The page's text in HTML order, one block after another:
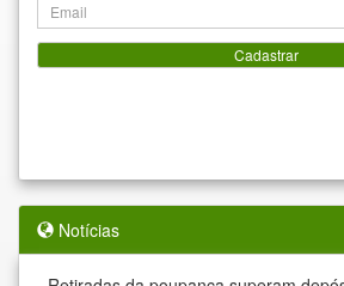
Cadastrar
Notícias